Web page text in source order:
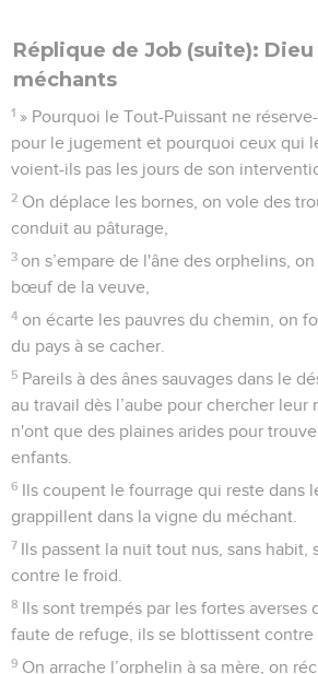
Réplique de Job (suite):
méchants
1 » Pourquoi le Tout-Puissant ne
pour le jugement et pourquoi ceux qui
voient-ils pas les jours de son
2 On déplace les bornes, on vole des
conduit au pâturage,
3 on s’empare de l'âne des orphelins,
bœuf de la veuve,
4 on écarte les pauvres du chemin, on
du pays à se cacher.
5 Pareils à des ânes sauvages dans le
au travail dès l’aube pour chercher leur
n'ont que des plaines arides pour
enfants.
6 Ils coupent le fourrage qui reste dans
grappillent dans la vigne du méchant.
7 Ils passent la nuit tout nus, sans habit,
contre le froid.
8 Ils sont trempés par les fortes averses
faute de refuge, ils se blottissent contre
9 On arrache l’orphelin à sa mère, on